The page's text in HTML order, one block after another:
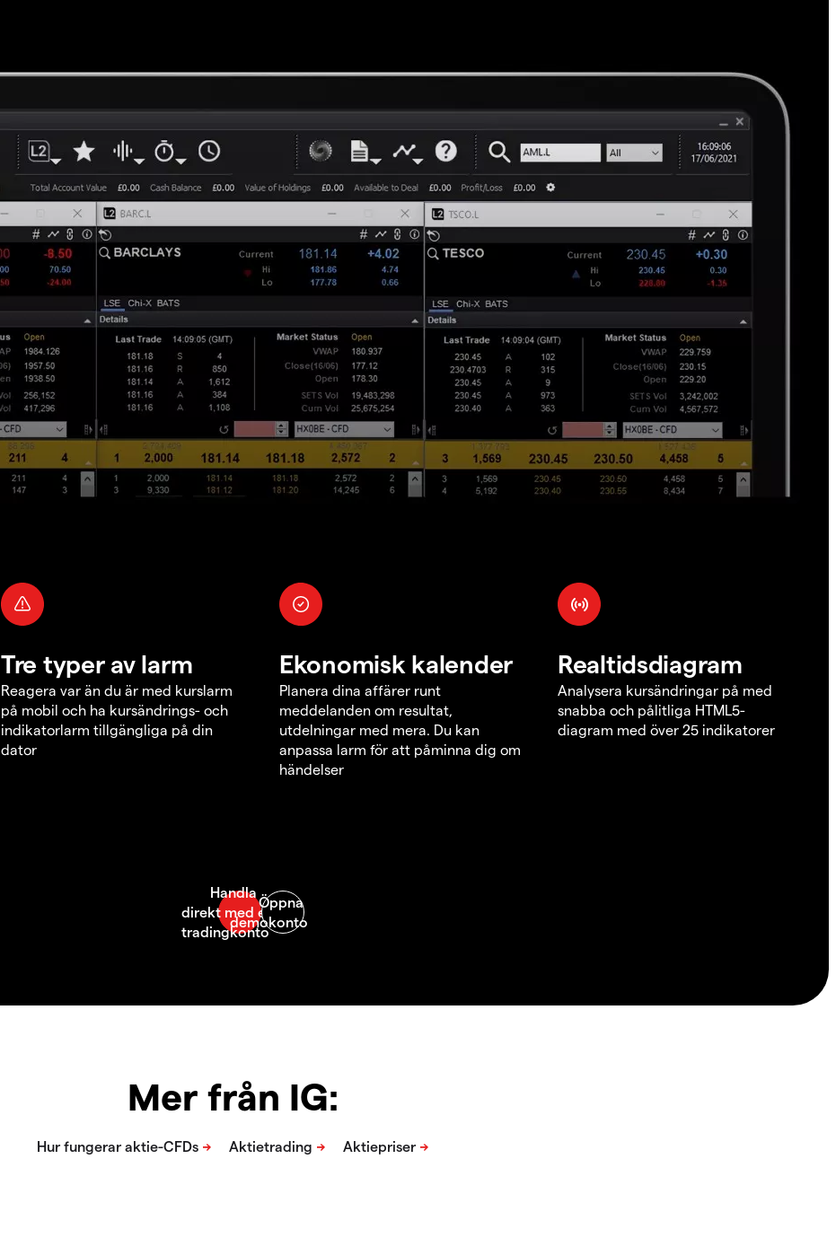
Tre typer av larm
Reagera var än du är med kurslarm
på mobil och ha kursändrings- och
indikatorlarm tillgängliga på din
dator
Ekonomisk kalender
Planera dina affärer runt
meddelanden om resultat,
utdelningar med mera. Du kan
anpassa larm för att påminna dig om
händelser
Realtidsdiagram
Analysera kursändringar på med
snabba och pålitliga HTML5-
diagram med över 25 indikatorer
Mer från IG: